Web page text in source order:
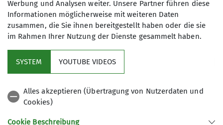
Werbung und Analysen weiter. Unsere Partner führen diese
Informationen möglicherweise mit weiteren Daten
zusammen, die Sie ihnen bereitgestellt haben oder die sie
im Rahmen Ihrer Nutzung der Dienste gesammelt haben.
SYSTEM YOUTUBE VIDEOS
Alles akzeptieren (Übertragung von Nutzerdaten und
Cookies)
Cookie Beschreibung